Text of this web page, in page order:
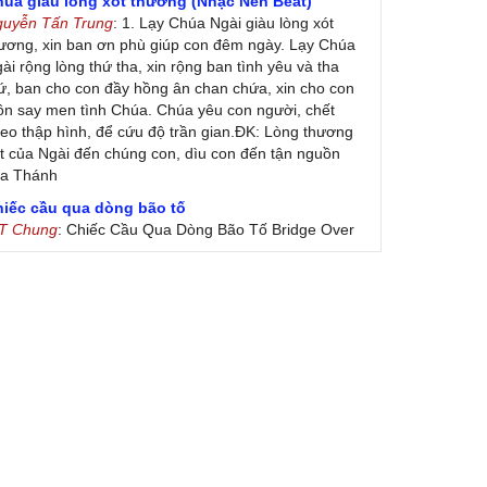
Tấn Trung: 1. Lạy Chúa Ngài giàu lòng xót
xin ban ơn phù giúp con đêm ngày. Lạy Chúa
rộng lòng thứ tha, xin rộng ban tình yêu và tha
ban cho con đầy hồng ân chan chứa, xin cho con
say men tình Chúa. Chúa yêu con người, chết
thập hình, để cứu độ trần gian.ĐK: Lòng thương
của Ngài đến chúng con, dìu con đến tận nguồn
Thánh
cầu qua dòng bão tố
Chung: Chiếc Cầu Qua Dòng Bão Tố Bridge Over
Water by Simon & Garfunkel (Released